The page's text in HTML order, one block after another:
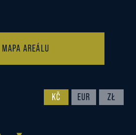
MAPA AREÁLU
KČ EUR ZŁ